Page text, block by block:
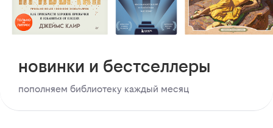
новинки и бестселлеры
пополняем библиотеку каждый месяц